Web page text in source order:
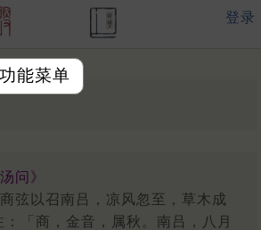
能菜单
登录
问》
弦以召南吕，凉风忽至，草木成
：「商，金音，属秋。南吕，八月